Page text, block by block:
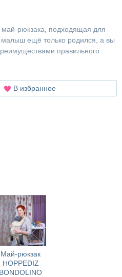
рюкзака, подходящая для
малыш ещё только родился, а вы
правильного
В избранное
Май-рюкзак
HOPPEDIZ
BONDOLINO